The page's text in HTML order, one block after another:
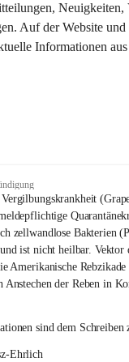
Auf der Website
Informationen
zellwandlose Bakterien
ist nicht heilbar. Vektor
Amerikanische
Anstechen der Reben in
sind dem Schreiben
Ehrlich